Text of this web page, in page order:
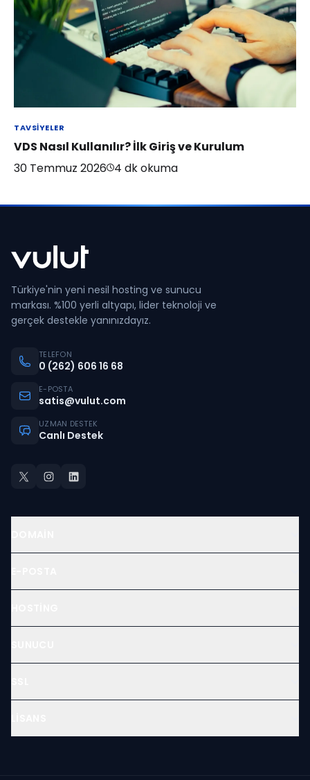
TAVSIYELER
VDS Nasıl Kullanılır? İlk Giriş ve Kurulum
30 Temmuz 2026 4 dk okuma
Türkiye'nin yeni nesil hosting ve sunucu
markası. %100 yerli altyapı, lider teknoloji ve
gerçek destekle yanınızdayız.
TELEFON
0 (262) 606 16 68
E-POSTA
satis@vulut.com
UZMAN DESTEK
Canlı Destek